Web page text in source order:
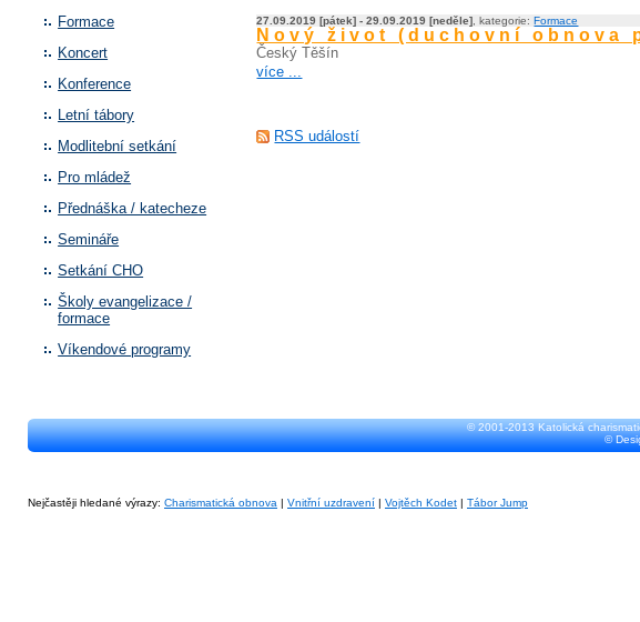
Formace
Koncert
Konference
Letní tábory
Modlitební setkání
Pro mládež
Přednáška / katecheze
Semináře
Setkání CHO
Školy evangelizace /
formace
Víkendové programy
27.09.2019 [pátek] - 29.09.2019 [neděle] , kategorie:Formace
Nový život (duchovní obnova
Český Těšín
více ...
RSS událostí
© 2001-2013 Katolická
©
Nejčastěji hledané výrazy: Charismatická obnova | Vnitřní uzdravení | Vojtěch Kodet | Tábor Jump